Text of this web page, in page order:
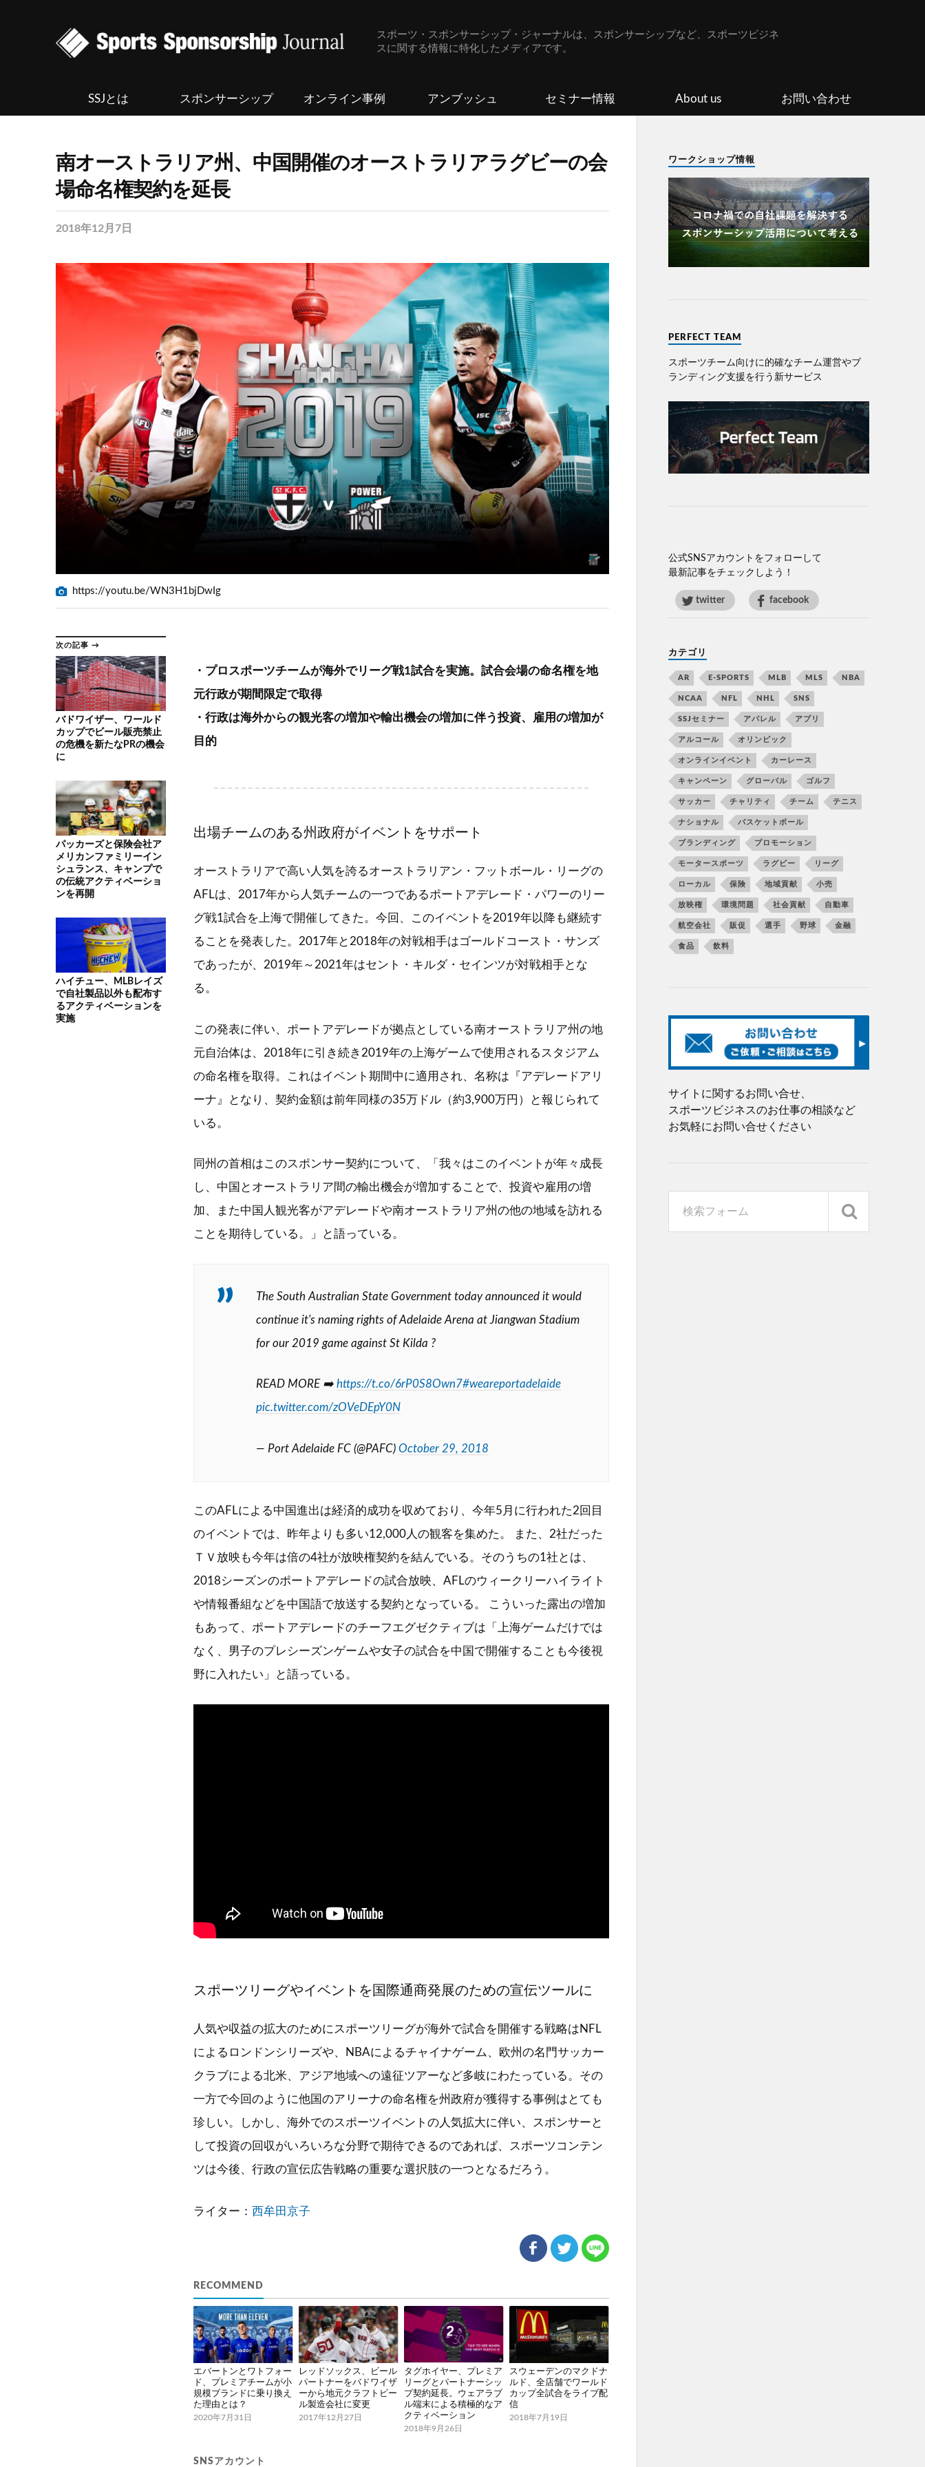
スポーツ・スポンサーシップ・ジャーナルは、スポンサーシップなど、スポーツビジネ
スに関する情報に特化したメディアです。
SSJとは スポンサーシップ オンライン事例 アンブッシュ セミナー情報 About us お問い合わせ
南オーストラリア州、中国開催のオーストラリアラグビーの会
場命名権契約を延長
2018年12月7日
https://youtu.be/WN3H1bjDwIg
次の記事 →
バドワイザー、ワールド
カップでビール販売禁止
の危機を新たなPRの機会
に
パッカーズと保険会社ア
メリカンファミリーイン
シュランス、キャンプで
の伝統アクティベーショ
ンを再開
ハイチュー、MLBレイズ
で自社製品以外も配布す
るアクティベーションを
実施
・プロスポーツチームが海外でリーグ戦1試合を実施。試合会場の命名権を地
元行政が期間限定で取得
・行政は海外からの観光客の増加や輸出機会の増加に伴う投資、雇用の増加が
目的
出場チームのある州政府がイベントをサポート
オーストラリアで高い人気を誇るオーストラリアン・フットボール・リーグの
AFLは、2017年から人気チームの一つであるポートアデレード・パワーのリー
グ戦1試合を上海で開催してきた。今回、このイベントを2019年以降も継続す
ることを発表した。2017年と2018年の対戦相手はゴールドコースト・サンズ
であったが、2019年～2021年はセント・キルダ・セインツが対戦相手とな
る。
この発表に伴い、ポートアデレードが拠点としている南オーストラリア州の地
元自治体は、2018年に引き続き2019年の上海ゲームで使用されるスタジアム
の命名権を取得。これはイベント期間中に適用され、名称は『アデレードアリ
ーナ』となり、契約金額は前年同様の35万ドル（約3,900万円）と報じられて
いる。
同州の首相はこのスポンサー契約について、「我々はこのイベントが年々成長
し、中国とオーストラリア間の輸出機会が増加することで、投資や雇用の増
加、また中国人観光客がアデレードや南オーストラリア州の他の地域を訪れる
ことを期待している。」と語っている。
The South Australian State Government today announced it would
continue it's naming rights of Adelaide Arena at Jiangwan Stadium
for our 2019 game against St Kilda ?️
READ MORE ➡️ https://t.co/6rP0S8Own7#weareportadelaide
pic.twitter.com/zOVeDEpY0N
— Port Adelaide FC (@PAFC) October 29, 2018
このAFLによる中国進出は経済的成功を収めており、今年5月に行われた2回目
のイベントでは、昨年よりも多い12,000人の観客を集めた。 また、2社だった
ＴＶ放映も今年は倍の4社が放映権契約を結んでいる。そのうちの1社とは、
2018シーズンのポートアデレードの試合放映、AFLのウィークリーハイライト
や情報番組などを中国語で放送する契約となっている。 こういった露出の増加
もあって、ポートアデレードのチーフエグゼクティブは「上海ゲームだけでは
なく、男子のプレシーズンゲームや女子の試合を中国で開催することも今後視
野に入れたい」と語っている。
スポーツリーグやイベントを国際通商発展のための宣伝ツールに
人気や収益の拡大のためにスポーツリーグが海外で試合を開催する戦略はNFL
によるロンドンシリーズや、NBAによるチャイナゲーム、欧州の名門サッカー
クラブによる北米、アジア地域への遠征ツアーなど多岐にわたっている。その
一方で今回のように他国のアリーナの命名権を州政府が獲得する事例はとても
珍しい。しかし、海外でのスポーツイベントの人気拡大に伴い、スポンサーと
して投資の回収がいろいろな分野で期待できるのであれば、スポーツコンテン
ツは今後、行政の宣伝広告戦略の重要な選択肢の一つとなるだろう。
ライター： 西牟田京子
RECOMMEND
2020年7月31日
エバートンとワトフォー
ド、プレミアチームが小
規模ブランドに乗り換え
た理由とは？
2017年12月27日
レッドソックス、ビール
パートナーをバドワイザ
ーから地元クラフトビー
ル製造会社に変更
2018年9月26日
タグホイヤー、プレミア
リーグとパートナーシッ
プ契約延長。ウェアラブ
ル端末による積極的なア
クティベーション
2018年7月19日
スウェーデンのマクドナ
ルド、全店舗でワールド
カップ全試合をライブ配
信
SNSアカウント
ワークショップ情報
PERFECT TEAM
スポーツチーム向けに的確なチーム運営やブ
ランディング⽀援を⾏う新サービス
公式SNSアカウントをフォローして
最新記事をチェックしよう！
twitter facebook
カテゴリ
AR E-SPORTS MLB MLS NBA
NCAA NFL NHL SNS
SSJセミナー アパレル アプリ
アルコール オリンピック
オンラインイベント カーレース
キャンペーン グローバル ゴルフ
サッカー チャリティ チーム テニス
ナショナル バスケットボール
ブランディング プロモーション
モータースポーツ ラグビー リーグ
ローカル 保険 地域貢献 小売
放映権 環境問題 社会貢献 自動車
航空会社 販促 選手 野球 金融
食品 飲料
サイトに関するお問い合せ、
スポーツビジネスのお仕事の相談など
お気軽にお問い合せください